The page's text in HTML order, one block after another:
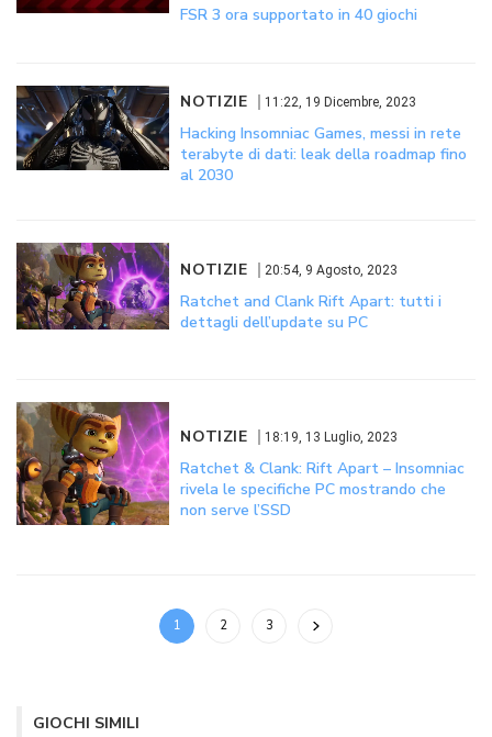
FSR 3 ora supportato in 40 giochi
NOTIZIE 11:22, 19 Dicembre, 2023
Hacking Insomniac Games, messi in rete
terabyte di dati: leak della roadmap fino
al 2030
NOTIZIE 20:54, 9 Agosto, 2023
Ratchet and Clank Rift Apart: tutti i
dettagli dell’update su PC
NOTIZIE 18:19, 13 Luglio, 2023
Ratchet & Clank: Rift Apart – Insomniac
rivela le specifiche PC mostrando che
non serve l’SSD
1 2 3
GIOCHI SIMILI